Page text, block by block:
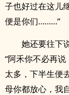
子也好过在这儿
便是你们………”
她还要往下
“阿禾你不必再
太多，下半生便
母你都放心，我